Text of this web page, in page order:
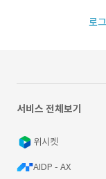
로
서비스 전체보기
위시켓
AIDP - AX